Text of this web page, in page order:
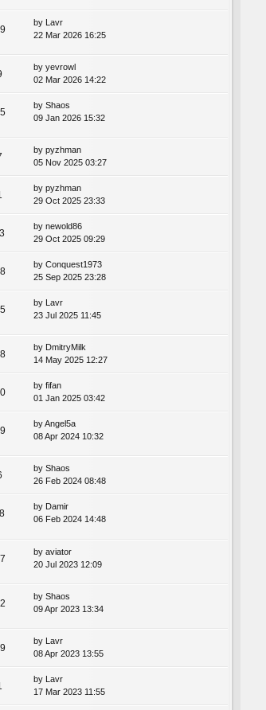
by Lavr
22 Mar 2026 16:25
by yevrowl
02 Mar 2026 14:22
by Shaos
09 Jan 2026 15:32
by pyzhman
05 Nov 2025 03:27
by pyzhman
29 Oct 2025 23:33
by newold86
29 Oct 2025 09:29
by Conquest1973
25 Sep 2025 23:28
by
Lavr
23 Jul 2025 11:45
by DmitryMilk
14 May 2025 12:27
by fifan
01 Jan 2025 03:42
byAngel5a
08 Apr 2024 10:32
by Shaos
26 Feb 2024 08:48
by Damir
06 Feb 2024 14:48
by aviator
20 Jul 2023 12:09
by Shaos
09 Apr 2023 13:34
by Lavr
08 Apr 2023 13:55
by Lavr
17 Mar 2023 11:55